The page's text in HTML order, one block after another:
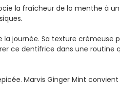
la fraîcheur de la menthe à
journée. Sa texture
ce dentifrice dans une routine
Marvis Ginger Mint